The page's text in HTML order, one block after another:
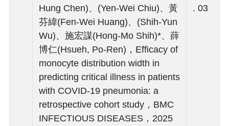
Hung Chen)、(Yen-Wei Chiu)、黃
芬緯(Fen-Wei Huang)、(Shih-Yun
Wu)、施宏謀(Hong-Mo Shih)*、薛
博仁(Hsueh, Po-Ren)，Efficacy of
monocyte distribution width in
predicting critical illness in patients
with COVID-19 pneumonia: a
retrospective cohort study，BMC
INFECTIOUS DISEASES，2025
. 03